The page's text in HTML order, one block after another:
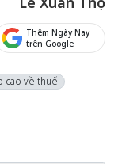
phản hồi từ